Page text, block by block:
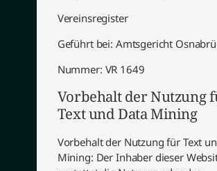
Vereinsregister
Geführt bei: Amtsgericht
Nummer: VR 1649
Vorbehalt der Nutzung
Text und Data Mining
Vorbehalt der Nutzung für Text
Mining: Der Inhaber dieser